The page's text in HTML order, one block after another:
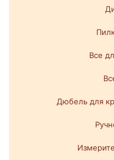
Все
Дюбель для